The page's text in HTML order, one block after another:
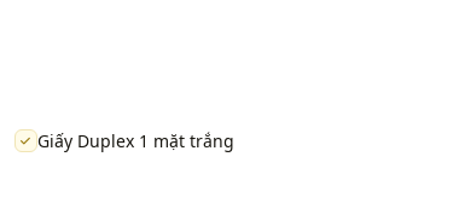
Giấy Duplex 1 mặt trắng